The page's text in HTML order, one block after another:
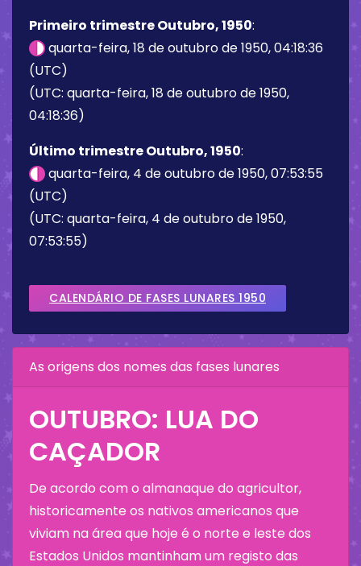
Primeiro trimestre Outubro, 1950:
quarta-feira, 18 de outubro de 1950, 04:18:36
(UTC)
(UTC: quarta-feira, 18 de outubro de 1950,
04:18:36)
Último trimestre Outubro, 1950:
quarta-feira, 4 de outubro de 1950, 07:53:55
(UTC)
(UTC: quarta-feira, 4 de outubro de 1950,
07:53:55)
CALENDÁRIO DE FASES LUNARES 1950
As origens dos nomes das fases lunares
OUTUBRO: LUA DO
CAÇADOR
De acordo com o almanaque do agricultor,
historicamente os nativos americanos que
viviam na área que hoje é o norte e leste dos
Estados Unidos mantinham um registo das